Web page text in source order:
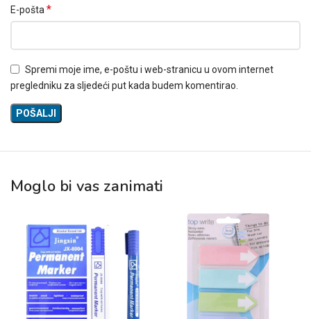
E-pošta *
Spremi moje ime, e-poštu i web-stranicu u ovom internet
pregledniku za sljedeći put kada budem komentirao.
Moglo bi vas zanimati